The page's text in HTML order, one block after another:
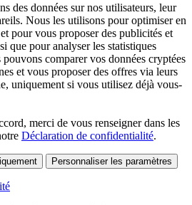
des données sur nos utilisateurs, leur
Nous les utilisons pour optimiser en
pour vous proposer des publicités et
que pour analyser les statistiques
comparer vos données cryptées
et vous proposer des offres via leurs
uniquement si vous utilisez déjà vous-
merci de vous renseigner dans les
Déclaration de confidentialité.
Personnaliser les paramètres